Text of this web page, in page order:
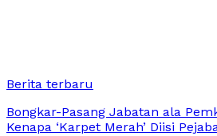
Berita terbaru
Bongkar-Pasang Jabatan ala
Kenapa ‘Karpet Merah’ Diisi